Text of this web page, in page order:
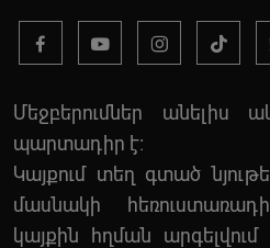
Մեջբերումներ անելիս
պարտադիր է:
Կայքում տեղ գտած
մասնակի
կայքին հղման